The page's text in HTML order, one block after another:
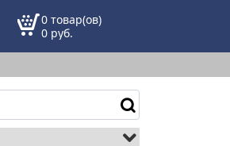
0 товар(ов)
0 руб.